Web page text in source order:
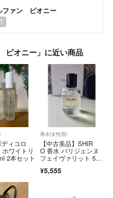
ファン ピオニー
ピオニー」に近い商品
ィコロ
ワイトリ
2本セット
香水(女性用)
【中古美品】SHIR
O 香水 パリジェンヌ
フェイヴァリット 50
¥5,555